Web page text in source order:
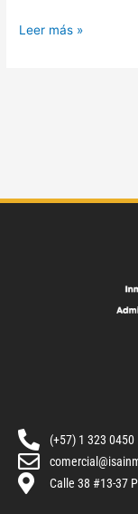
Leer más »
(+57) 1 323 0450
Calle 38 #13-37